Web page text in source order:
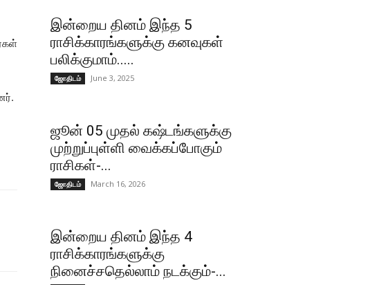
இன்றைய தினம் இந்த 5
ராசிக்காரங்களுக்கு கனவுகள்
பலிக்குமாம்.....
ஜோதிடம் June 3, 2025
ஜூன் 05 முதல் கஷ்டங்களுக்கு
முற்றுப்புள்ளி வைக்கப்போகும்
ராசிகள்-...
ஜோதிடம் March 16, 2026
இன்றைய தினம் இந்த 4
ராசிக்காரங்களுக்கு
நினைச்சதெல்லாம் நடக்கும்-...